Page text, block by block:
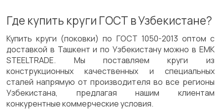
Где купить круги ГОСТ в Узбекистане?
Купить круги (поковки) по ГОСТ 1050-2013 оптом с
доставкой в Ташкент и по Узбекистану можно в EMK
STEELTRADE. Мы поставляем круги из
конструкционных качественных и специальных
сталей напрямую от производителя во все регионы
Узбекистана, предлагая нашим клиентам
конкурентные коммерческие условия.